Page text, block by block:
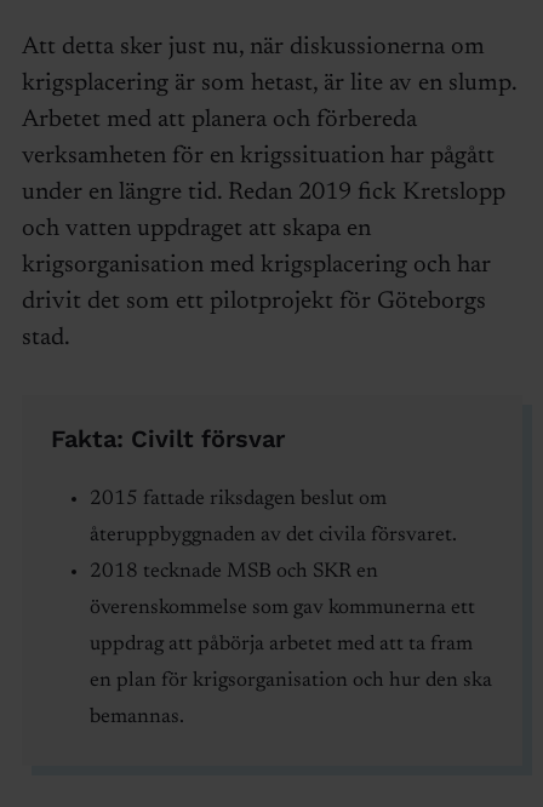
Att detta sker just nu, när diskussionerna om
krigsplacering är som hetast, är lite av en slump.
Arbetet med att planera och förbereda
verksamheten för en krigssituation har pågått
under en längre tid. Redan 2019 fick Kretslopp
och vatten uppdraget att skapa en
krigsorganisation med krigsplacering och har
drivit det som ett pilotprojekt för Göteborgs
stad.
Fakta: Civilt försvar
2015 fattade riksdagen beslut om
återuppbyggnaden av det civila försvaret.
2018 tecknade MSB och SKR en
överenskommelse som gav kommunerna ett
uppdrag att påbörja arbetet med att ta fram
en plan för krigsorganisation och hur den ska
bemannas.